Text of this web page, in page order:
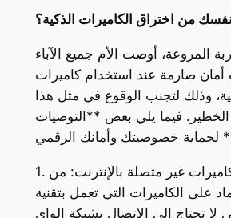
المروعة، أوصت الأم جميع الآباء
أمان صارمة عند استخدام كاميرات
وذلك لتجنب الوقوع في مثل هذا
فيما يلي بعض **التوصيات
1. استخدام كاميرات غير متصلة بالإنترنت: من
على الكاميرات التي تعمل بتقنية
لا تحتاج إلى الاتصال بشبكة الواي